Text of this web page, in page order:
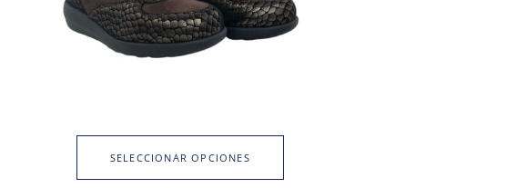
SELECCIONAR OPCIONES